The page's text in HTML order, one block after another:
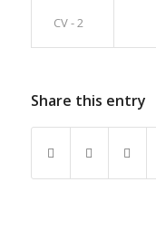
CV - 2
Share this entry